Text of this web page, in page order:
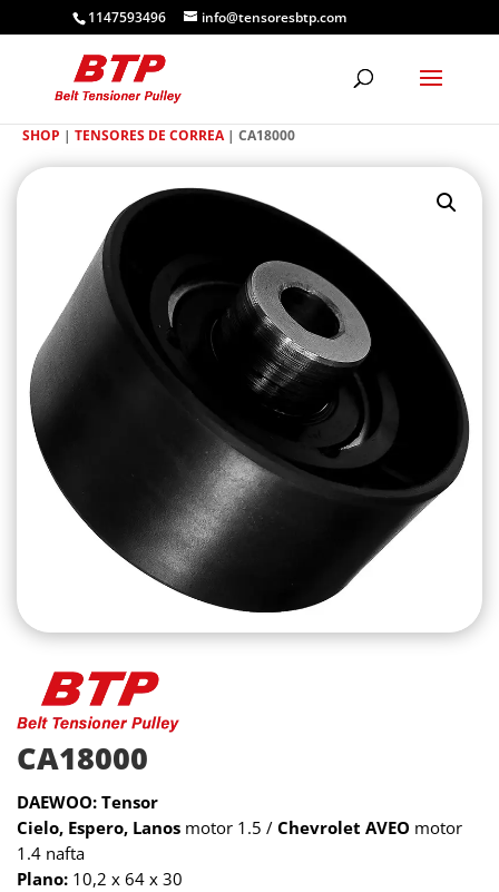
1147593496 info@tensoresbtp.com
SHOP | TENSORES DE CORREA| CA18000
CA18000
DAEWOO: Tensor
Cielo, Espero, Lanos motor 1.5 / Chevrolet AVEO motor
1.4 nafta
Plano: 10,2 x 64 x 30